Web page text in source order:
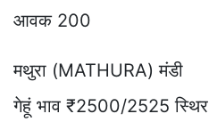
आवक 200
मथुरा (MATHURA) मंडी
गेहूं भाव ₹2500/2525 स्थिर